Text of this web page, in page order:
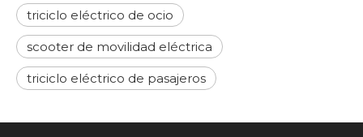
triciclo eléctrico de ocio
scooter de movilidad eléctrica
triciclo eléctrico de pasajeros